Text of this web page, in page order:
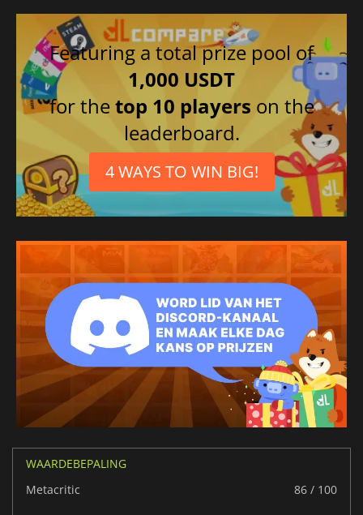
Featuring a total prize pool of
1,000 USDT
for thetop 10 players on the
leaderboard.
4 WAYS TO WIN BIG!
WAARDEBEPALING
Metacritic
86 / 100